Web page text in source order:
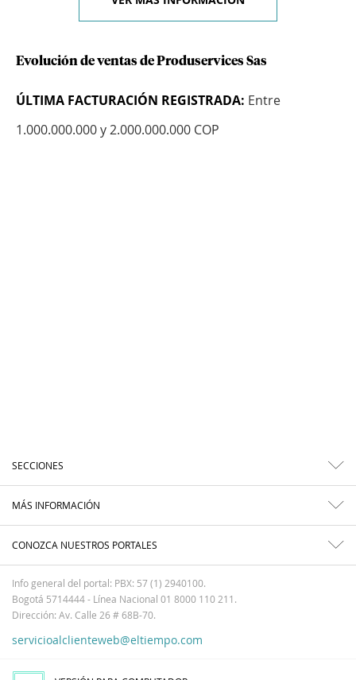
Evolución de ventas de Produservices Sas
ÚLTIMA FACTURACIÓN REGISTRADA: Entre
1.000.000.000 y 2.000.000.000 COP
SECCIONES
MÁS INFORMACIÓN
CONOZCA NUESTROS PORTALES
Info general del portal: PBX: 57 (1) 2940100.
Bogotá 5714444 - Línea Nacional 01 8000 110 211.
Dirección: Av. Calle 26 # 68B-70.
servicioalclienteweb@eltiempo.com